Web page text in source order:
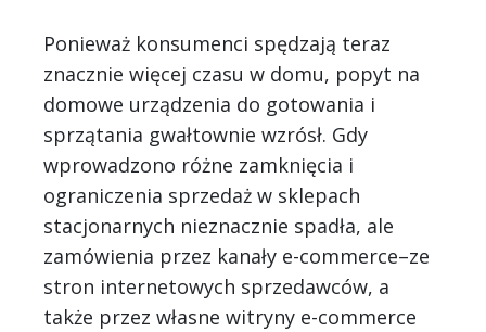
Ponieważ konsumenci spędzają teraz
znacznie więcej czasu w domu, popyt na
domowe urządzenia do gotowania i
sprzątania gwałtownie wzrósł. Gdy
wprowadzono różne zamknięcia i
ograniczenia sprzedaż w sklepach
stacjonarnych nieznacznie spadła, ale
zamówienia przez kanały e-commerce–ze
stron internetowych sprzedawców, a
także przez własne witryny e-commerce